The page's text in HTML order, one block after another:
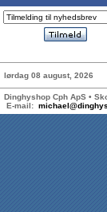
DKK
lørdag 08 august, 2026
Dinghyshop Cph ApS •
E-mail: